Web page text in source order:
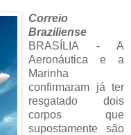
Correio
Braziliense
BRASÍLIA - A
Aeronáutica e a
Marinha
confirmaram já ter
resgatado dois
corpos que
supostamente são